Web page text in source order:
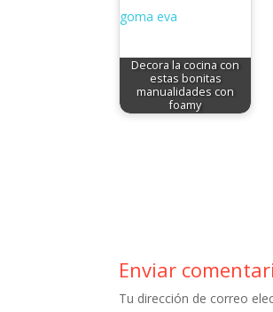
Decora la cocina con
estas bonitas
manualidades con
foamy
Enviar
Tu dirección de correo